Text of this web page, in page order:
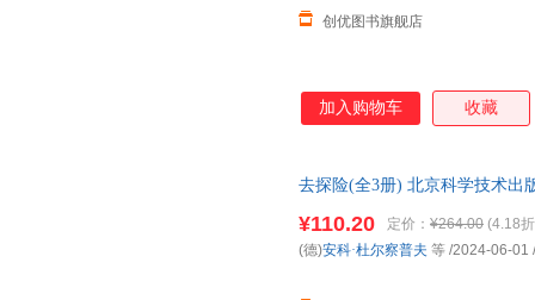
创优图书旗舰店
加入购物车 收藏
去探险(全3册) 北京科学技术出
¥110.20 定价： ¥264.00 (4.18
(德)安科·杜尔察普夫 等 /2024-06-01 /